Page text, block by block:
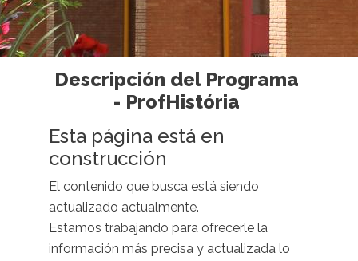
Descripción del Programa
- ProfHistória
Esta página está en
construcción
El contenido que busca está siendo
actualizado actualmente.
Estamos trabajando para ofrecerle la
información más precisa y actualizada lo